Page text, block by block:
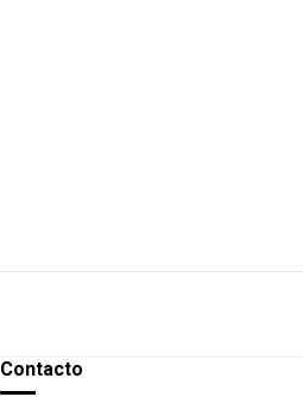
Contacto